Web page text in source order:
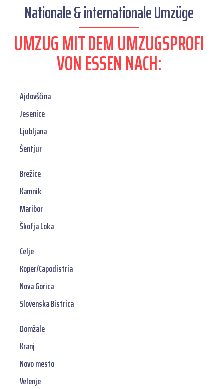
Nationale & internationale Umzüge
UMZUG MIT DEM UMZUGSPROFI
VON ESSEN NACH:
Ajdovščina
Jesenice
Ljubljana
Šentjur
Brežice
Kamnik
Maribor
Škofja Loka
Celje
Koper/Capodistria
Nova Gorica
Slovenska Bistrica
Domžale
Kranj
Novo mesto
Velenje